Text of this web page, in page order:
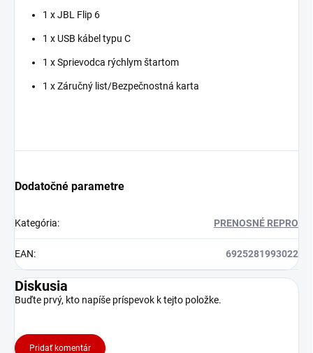
1 x JBL Flip 6
1 x USB kábel typu C
1 x Sprievodca rýchlym štartom
1 x Záručný list/Bezpečnostná karta
Dodatočné parametre
Kategória: PRENOSNÉ REPRO
EAN: 6925281993022
Diskusia
Buďte prvý, kto napíše príspevok k tejto položke.
Pridať komentár